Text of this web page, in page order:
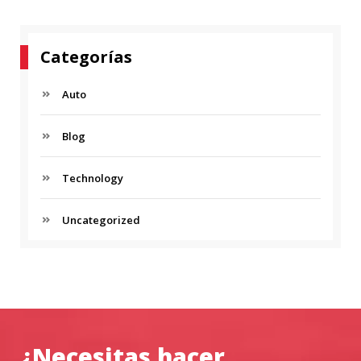
Categorías
Auto
Blog
Technology
Uncategorized